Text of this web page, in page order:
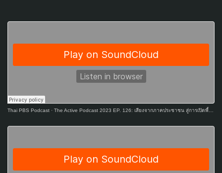
Thai PBS Podcast · The Active Podcast 2023 EP. 126: เสียงจากภาคประชาชน สู่การเปิดพื้นที่ร่วมตัดสินใจ